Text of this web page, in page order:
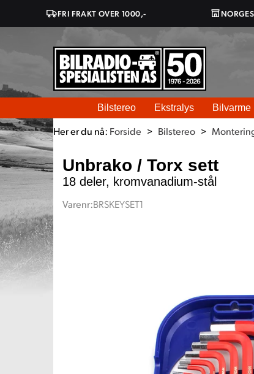
FRI FRAKT OVER 1000,-
Bilstereo Ekstralys Bilvarme
Her er du nå: Forside > Bilstereo >
Unbrako / Torx sett
18 deler, kromvanadium-stål
Varenr:BRSKEYSET1